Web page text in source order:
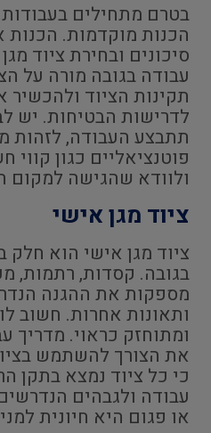
בטרם מתחילים
הכנות מוקדמות. הכנות
סיכונים ובחירת ציוד
עבודה בגובה מורה על
תקינות הציוד
לדרישות הבטיחות. יש
תתבצע העבודה, לזהות
פוטנציאליים כגון
ולוודא שהגישה למקום
ציוד מגן אישי
ציוד מגן אישי הוא חלק
בגובה. קסדות, רתמות,
מספקות את ההגנה
ותאונות אחרות. חשוב
ומתוחזק כראוי. מדריך
את הצורך להשתמש
כי כל ציוד נמצא בתקן
עבודה ולגבהים
או פגום היא חיונית